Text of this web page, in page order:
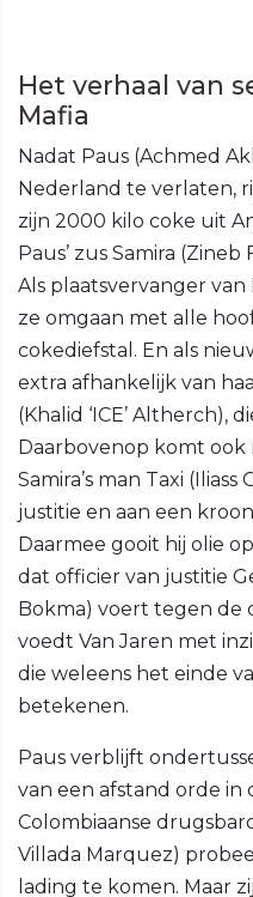
Het verhaal van
Mafia
Nadat Paus (Achmed
Nederland te verlaten,
zijn 2000 kilo coke uit
Paus’ zus Samira
Als plaatsvervanger
ze omgaan met alle
cokediefstal. En als
extra afhankelijk van
(Khalid ‘ICE’ Altherch),
Daarbovenop komt
Samira’s man Taxi
justitie en aan een
Daarmee gooit hij olie
dat officier van justitie
Bokma) voert tegen de
voedt Van Jaren met
die weleens het einde
betekenen.
Paus verblijft
van een afstand orde in
Colombiaanse
Villada Marquez)
lading te komen. Maar